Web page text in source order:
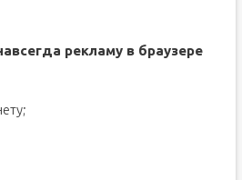
рекламу в браузере